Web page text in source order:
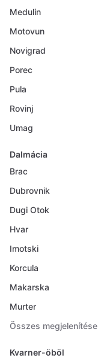
Medulin
Motovun
Novigrad
Porec
Pula
Rovinj
Umag
Dalmácia
Brac
Dubrovnik
Dugi Otok
Hvar
Imotski
Korcula
Makarska
Murter
Összes megjelenítése
Kvarner-öböl